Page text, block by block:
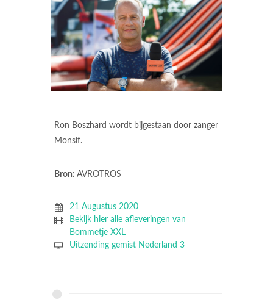
Ron Boszhard wordt bijgestaan door zanger
Monsif.
Bron: AVROTROS
21 Augustus 2020
Bekijk hier alle afleveringen van
Bommetje XXL
Uitzending gemist Nederland 3